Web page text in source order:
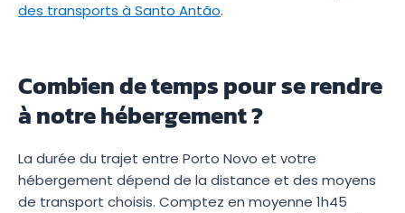
des transports à Santo Antão.
Combien de temps pour se rendre
à notre hébergement ?
La durée du trajet entre Porto Novo et votre
hébergement dépend de la distance et des moyens
de transport choisis. Comptez en moyenne 1h45